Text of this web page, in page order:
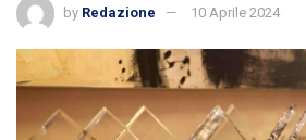
by Redazione 10 Aprile 2024